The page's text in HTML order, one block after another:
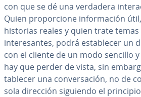
con que se dé una verdadera
Quien pro­po­r­cio­ne in­fo­r­ma­ción
historias reales y quien trate
in­te­re­sa­n­tes, podrá es­ta­ble­cer un
con el cliente de un modo sencillo
hay que perder de vista, sin
ta­ble­cer una co­n­ve­r­sa­ción, no de
sola dirección siguiendo el